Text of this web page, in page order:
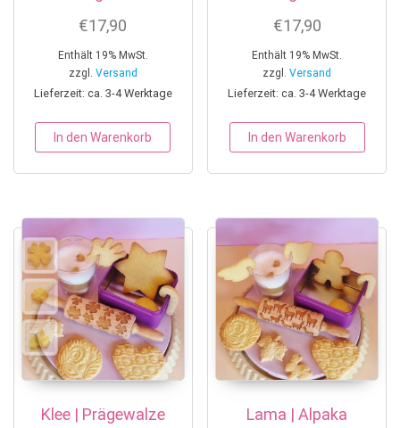
€17,90
Enthält 19% MwSt.
zzgl. Versand
Lieferzeit: ca. 3-4 Werktage
In den Warenkorb
€17,90
Enthält 19% MwSt.
zzgl.Versand
Lieferzeit: ca. 3-4 Werktage
In den Warenkorb
Klee | Prägewalze
Lama | Alpaka